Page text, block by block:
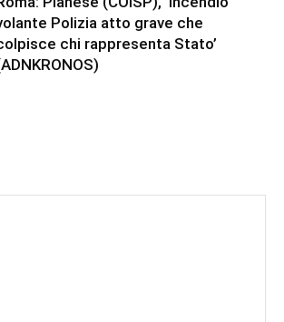
Polizia atto grave che
chi rappresenta Stato’